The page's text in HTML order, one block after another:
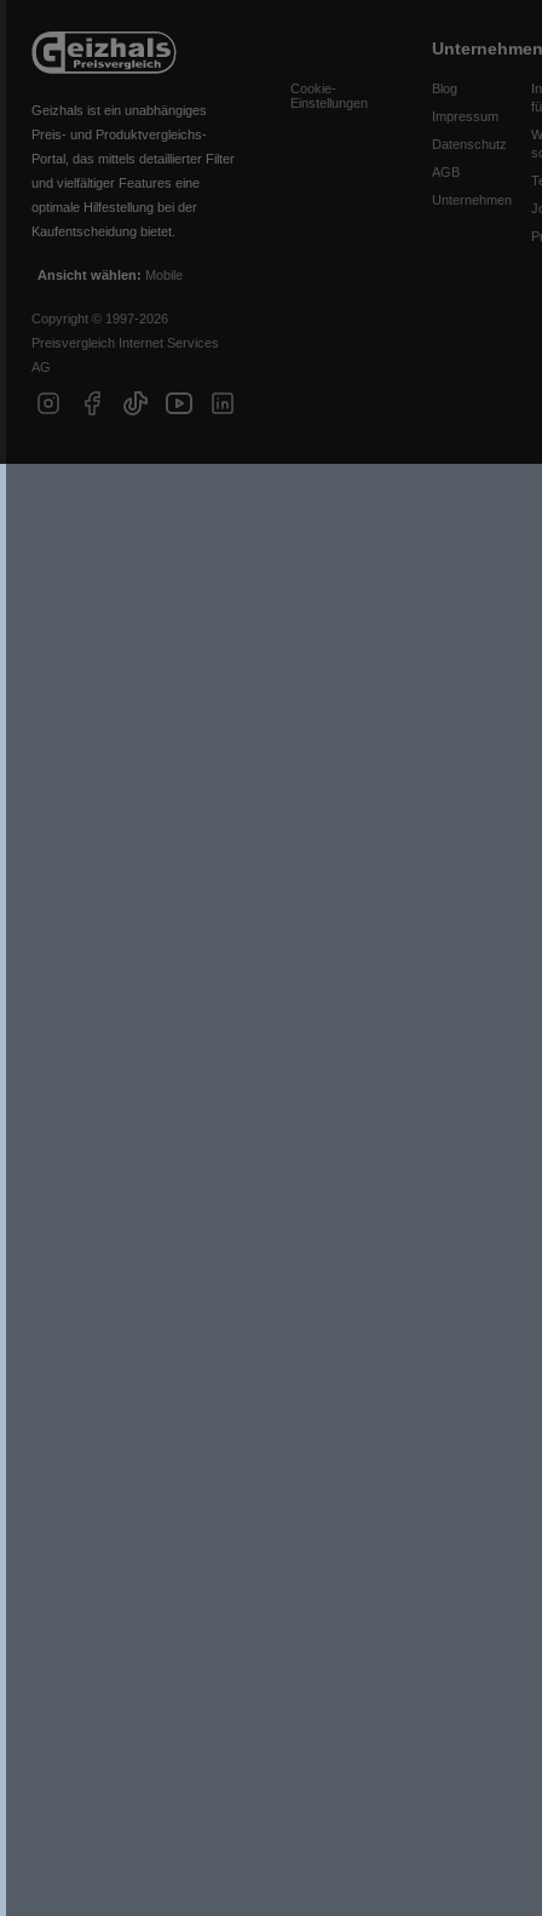
Geizhals ist ein unabhängiges
Preis- und Produktvergleichs-
Portal, das mittels detaillierter Filter
und vielfältiger Features eine
optimale Hilfestellung bei der
Kaufentscheidung bietet.
Ansicht wählen: Mobile
Copyright © 1997-2026
Preisvergleich Internet Services
AG
Cookie-
Einstellungen
Unternehmen
Blog
Impressum
Datenschutz
AGB
Unternehmen